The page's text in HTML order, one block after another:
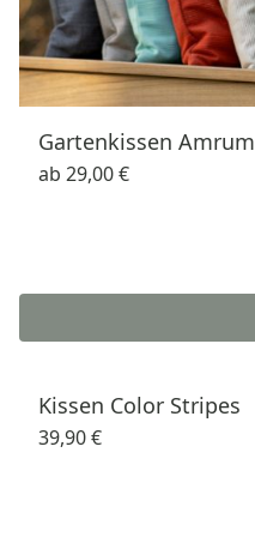
Gartenkissen Amrum
ab 29,00 €
Kissen Color Stripes
39,90 €